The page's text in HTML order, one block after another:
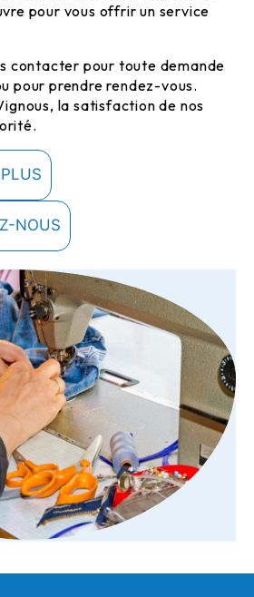
pour vous offrir un service
contacter pour toute demande
pour prendre rendez-vous.
la satisfaction de nos
NOUS